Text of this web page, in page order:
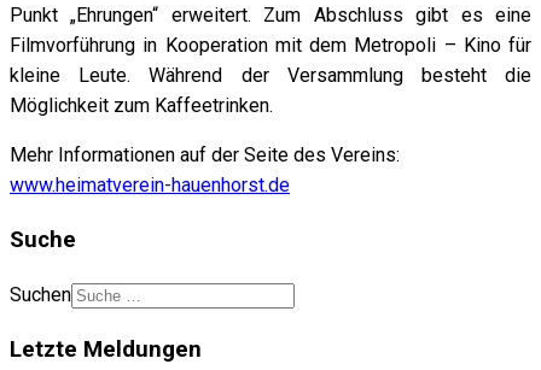
Punkt „Ehrungen“ erweitert. Zum Abschluss gibt es eine
Filmvorführung in Kooperation mit dem Metropoli – Kino für
kleine Leute. Während der Versammlung besteht die
Möglichkeit zum Kaffeetrinken.
Mehr Informationen auf der Seite des Vereins:
www.heimatverein-hauenhorst.de
Suche
Suchen
Letzte Meldungen